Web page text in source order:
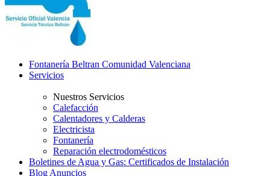
Fontanería Beltran Comunidad Valenciana
Servicios
Nuestros Servicios
Calefacción
Calentadores y Calderas
Electricista
Fontanería
Reparación electrodomésticos
Boletines de Agua y Gas: Certificados de Instalación
Blog Anuncios